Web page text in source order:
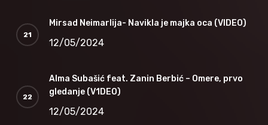
Mirsad Neimarlija- Navikla je majka oca (VIDEO)
12/05/2024
Alma Subašić feat. Zanin Berbić – Omere, prvo
gledanje (V1DEO)
12/05/2024